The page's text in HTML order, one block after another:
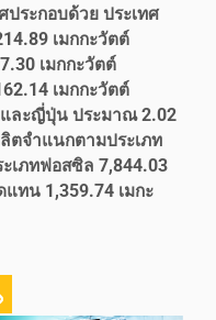
ประกอบด้วย ประเทศ
เมกกะวัตต์
เมกกะวัตต์
เมกกะวัตต์
และญี่ปุ่น ประมาณ 2.02
ตจำแนกตามประเภท
ะเภทฟอสซิล 7,844.03
แทน 1,359.74 เมกะ